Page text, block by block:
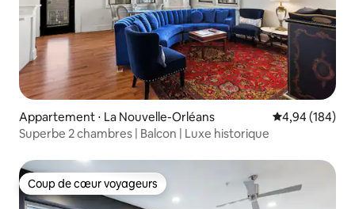
Appartement ⋅ La Nouvelle-Orléans Évaluation
4,94 (184)
Superbe 2 chambres | Balcon | Luxe historique
Coup de cœur voyageurs
Coup de cœur voyageurs